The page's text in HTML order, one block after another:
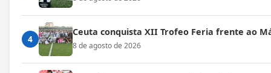
4
Ceuta conquista XII Trofeo Feria frente ao
8 de agosto de 2026